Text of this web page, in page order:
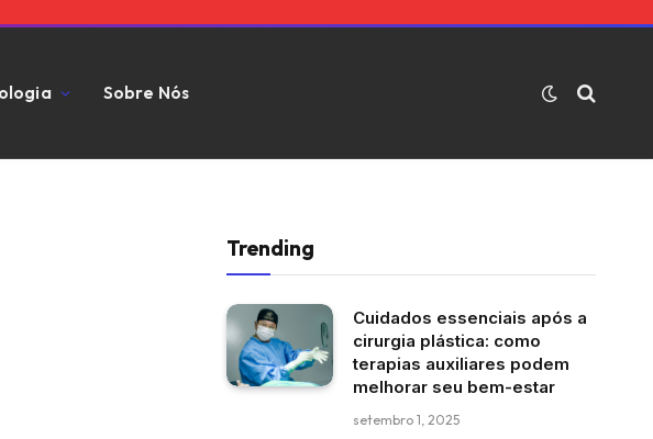
Sobre Nós
Trending
Cuidados essenciais após a
cirurgia plástica: como
terapias auxiliares podem
melhorar seu bem-estar
setembro 1, 2025